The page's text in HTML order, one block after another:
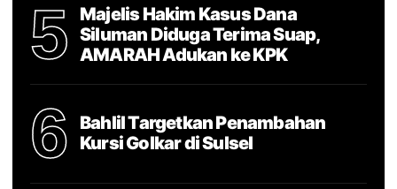
5
Majelis Hakim Kasus Dana
Siluman Diduga Terima Suap,
AMARAH Adukan ke KPK
6
Bahlil Targetkan Penambahan
Kursi Golkar di Sulsel